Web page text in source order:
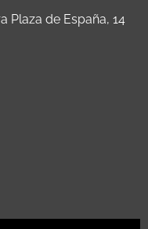
Plaza de España, 14